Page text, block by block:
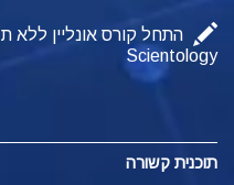
התחל קורס אונליין ללא
Scientology
תוכנית קשורה